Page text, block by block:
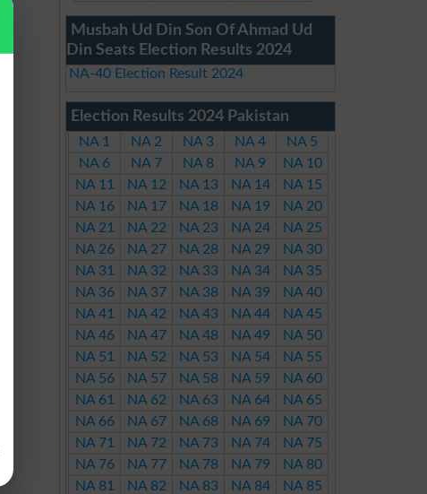
Musbah Ud Din Son Of Ahmad Ud
Din Seats Election Results 2024
NA-40 Election Result 2024
Election Results 2024 Pakistan
NA 1 NA 2 NA 3 NA 4
NA 5
NA 6
NA 7 NA 8 NA 9
NA 10
NA 11
NA 12 NA 13 NA 14
NA 15
NA 16
NA 17 NA 18 NA 19
NA 20
NA 21
NA 22 NA 23 NA 24
NA 25
NA 26
NA 27 NA 28 NA 29
NA 30
NA 31
NA 32 NA 33 NA 34
NA 35
NA 36
NA 37 NA 38 NA 39
NA 40
NA 41
NA 42 NA 43 NA 44
NA 45
NA 46
NA 47 NA 48 NA 49
NA 50
NA 51
NA 52 NA 53 NA 54
NA 55
NA 56
NA 57 NA 58 NA 59
NA 60
NA 61
NA 62 NA 63 NA 64
NA 65
NA 66
NA 67 NA 68 NA 69
NA 70
NA 71
NA 72 NA 73 NA 74
NA 75
NA 76
NA 77 NA 78 NA 79
NA 80
NA 81
NA 82 NA 83 NA 84
NA 85